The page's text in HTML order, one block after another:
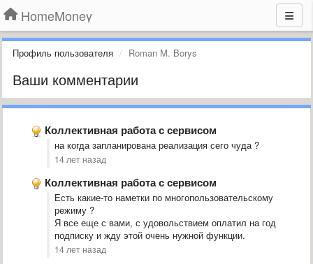
HomeMoney
Профиль пользователя Roman M. Borys
Ваши комментарии
Коллективная работа с сервисом
на когда запланирована реализация сего чуда ?
14 лет назад
Коллективная работа с сервисом
Есть какие-то наметки по многопользовательскому
режиму ?
Я все еще с вами, с удовольствием оплатил на год
подписку и жду этой очень нужной функции.
14 лет назад